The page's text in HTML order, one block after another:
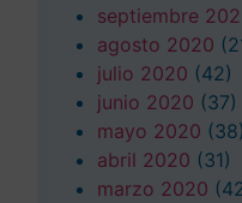
septiembre
agosto 2020
julio 2020 (42)
junio 2020 (37)
mayo 2020 (38)
abril 2020 (31)
marzo 2020